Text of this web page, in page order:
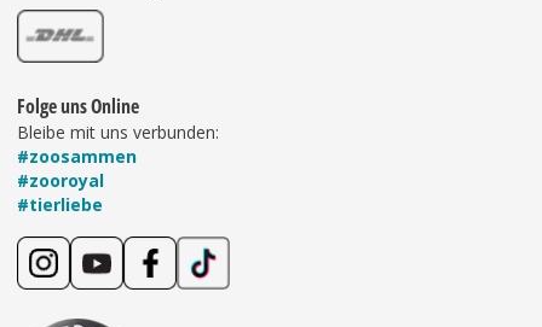
Folge uns Online
Bleibe mit uns verbunden:
#zoosammen
#zooroyal
#tierliebe